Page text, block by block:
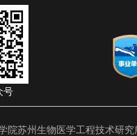
号
院苏州生物医学工程技术研